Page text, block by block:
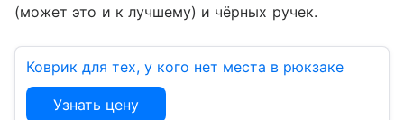
(может это и к лучшему) и чёрных ручек.
Коврик для тех, у кого нет места в рюкзаке
Узнать цену